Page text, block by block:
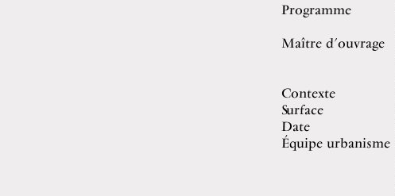
Programme
Maître d’ouvrage
Contexte
Surface
Date
Équipe urbanisme